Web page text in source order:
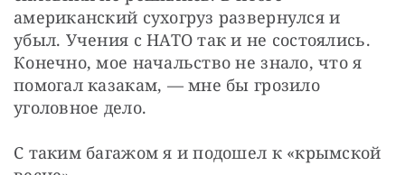
американский сухогруз развернулся и
убыл. Учения с НАТО так и не состоялись.
Конечно, мое начальство не знало, что я
помогал казакам, — мне бы грозило
уголовное дело.
С таким багажом я и подошел к «крымской